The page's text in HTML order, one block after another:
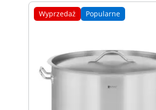
Wyprzedaż Popularne